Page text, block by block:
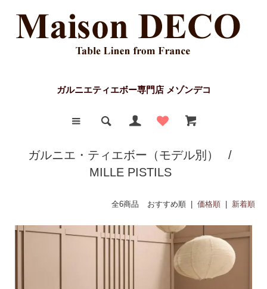
ガルニエティエボー専門店 メゾンデコ
ガルニエ・ティエボー（モデル別）
/
MILLE PISTILS
全6商品 おすすめ順 | 価格順 新着順